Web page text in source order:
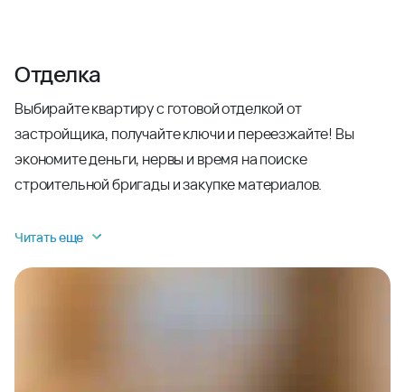
Отделка
Выбирайте квартиру с готовой отделкой от
застройщика, получайте ключи и переезжайте! Вы
экономите деньги, нервы и время на поиске
строительной бригады и закупке материалов.
Читать еще